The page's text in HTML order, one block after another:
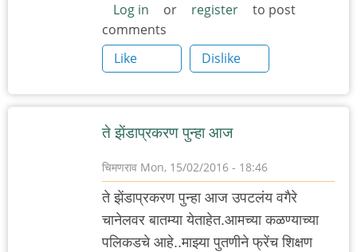
Log in or register
to post
comments
Like
Dislike
ते झेंडाप्रकरण पुन्हा आज
चिमणराव Mon, 15/02/2016 - 18:46
ते झेंडाप्रकरण पुन्हा आज उपटलंय वगैरे
चानेलवर बातम्या येताहेत.आमच्या कळण्याच्या
पलिकडचे आहे..माझ्या पुतणीने फ्रेंच शिक्षण